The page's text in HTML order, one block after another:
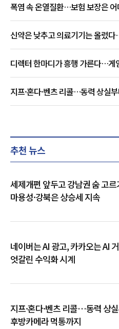
폭염 속 온열질환…보험 보장은 어
신약은 낮추고 의료기기는 올렸
디렉터 한마디가 흥행 가른다…게
지프·혼다·벤츠 리콜…동력 상실
추천 뉴스
세제개편 앞두고 강남권 숨 고
마용성·강북은 상승세 지속
네이버는 AI 광고, 카카오는 AI
엇갈린 수익화 시계
지프·혼다·벤츠 리콜…동력 상
후방카메라 먹통까지